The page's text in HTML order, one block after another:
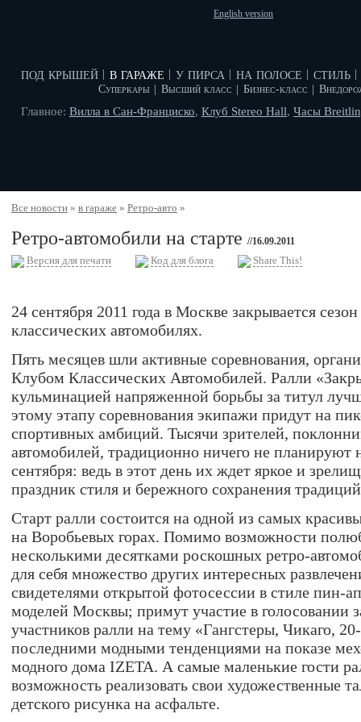
English version
под крышей в гараже
Суперкары Высший класс Бизнес-класс
у пирса на полосе стиль
Главное: Вилла в Сан-Франциско, Клуб Stereo Hall, Часы
Все новости » в гараже » Ретро-авто »
Ретро-автомобили на старте //16.09.2011
Версия для печати Код для блога Share This!
24 сентября 2011 года в Москве закрывается
классических автомобилях.
Пять месяцев шли активные соревнования,
Клубом Классических Автомобилей. Ралли
кульминацией напряженной борьбы за титул
этому этапу соревнования экипажи придут на
спортивных амбиций. Тысячи зрителей,
автомобилей, традиционно ничего не
сентября: ведь в этот день их ждет яркое и
праздник стиля и бережного сохранения
Старт ралли состоится на одной из самых
на Воробьевых горах. Помимо возможности
несколькими десятками роскошных ретро-
для себя множество других интересных
свидетелями открытой фотосессии в стиле пин-
моделей Москвы; примут участие в голосовании
участников ралли на тему «Гангстеры, Чикаго,
последними модными тенденциями на показе
модного дома IZETA. А самые маленькие гости
возможность реализовать свои художественные
детского рисунка на асфальте.